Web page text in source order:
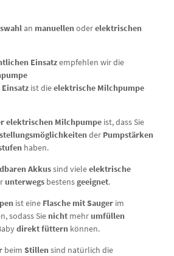
an manuellenoderelektrischen
Einsatzempfehlen wir die
ist dieelektrische Milchpumpe
elektrischen Milchpumpe ist, dass Sie
der Pumpstärken
haben.
Akkussind vieleelektrische
unterwegs bestensgeeignet.
ist eine Flasche mit Sauger im
sodass Sie nicht mehrumfüllen
direkt füttern können.
beim Stillensind natürlich die